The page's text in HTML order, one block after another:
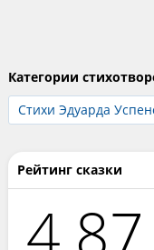
Категории
Стихи Эдуарда
Рейтинг сказки
4.87